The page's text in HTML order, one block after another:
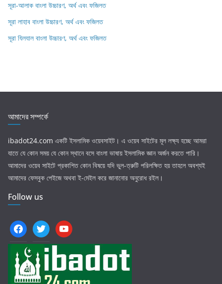
সূরা-আলাক বাংলা উচ্চারণ, অর্থ এবং ফজিলত
সূরা লাহাব‌‌‌ বাংলা উচ্চারণ, অর্থ এবং ফজিলত
সূরা যিলযাল বাংলা উচ্চারণ, অর্থ এবং ফজিলত
আমাদের সম্পর্কে
ibadot24.com একটি ইসলামিক ওয়েবসাইট। এ ওয়েব সাইটের মূল লক্ষ্য হচ্ছে আমরা
যাতে যে কোন সময় যে কোন স্থানে বসে বাংলা ভাষায় ইসলামিক জ্ঞান অর্জন করতে পারি।
আমাদের ওয়েব সাইটে প্রকাশিত কোন বিষয়ে যদি ভুল-ত্রুটি পরিলক্ষিত হয় তাহলে অবশ্যই
আমাদের ফেসবুক পেইজে অথবা ই-মেইল করে জানানোর অনুরোধ রইল।
Follow us
facebooktwitter youtube